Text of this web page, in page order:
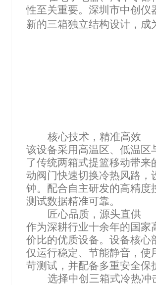
性至关重要。深圳市中创仪
新的三箱独立结构设计，成
核心技术，精准高效
该设备采用高温区、低温
了传统两箱式提篮移动带
动阀门快速切换冷热风路，
钟。配合自主研发的高精
测试数据精准可靠。
匠心品质，源头直供
作为深耕行业十余年的国家
价比的优质设备。设备核心
仅运行稳定、节能静音，使
苛测试，并配备多重安全保
选择中创三箱式冷热冲